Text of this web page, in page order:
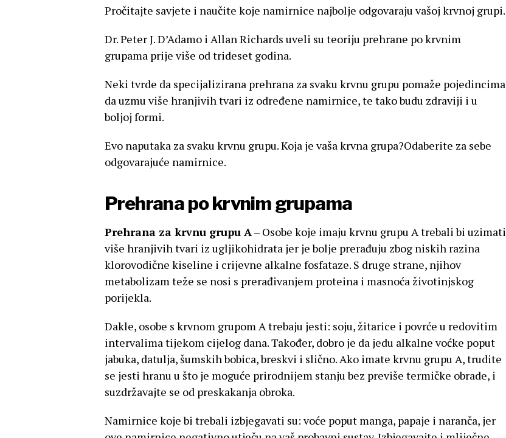
Pročitajte savjete i naučite koje namirnice najbolje odgovaraju vašoj krvnoj grupi.
Dr. Peter J. D’Adamo i Allan Richards uveli su teoriju prehrane po krvnim
grupama prije više od trideset godina.
Neki tvrde da specijalizirana prehrana za svaku krvnu grupu pomaže pojedincima
da uzmu više hranjivih tvari iz određene namirnice, te tako budu zdraviji i u
boljoj formi.
Evo naputaka za svaku krvnu grupu. Koja je vaša krvna grupa?Odaberite za sebe
odgovarajuće namirnice.
Prehrana po krvnim grupama
Prehrana za krvnu grupu A– Osobe koje imaju krvnu grupu A trebali bi uzimati
više hranjivih tvari iz ugljikohidrata jer je bolje prerađuju zbog niskih razina
klorovodične kiseline i crijevne alkalne fosfataze. S druge strane, njihov
metabolizam teže se nosi s prerađivanjem proteina i masnoća životinjskog
porijekla.
Dakle, osobe s krvnom grupom A trebaju jesti: soju, žitarice i povrće u redovitim
intervalima tijekom cijelog dana. Također, dobro je da jedu alkalne voćke poput
jabuka, datulja, šumskih bobica, breskvi i slično. Ako imate krvnu grupu A, trudite
se jesti hranu u što je moguće prirodnijem stanju bez previše termičke obrade, i
suzdržavajte se od preskakanja obroka.
Namirnice koje bi trebali izbjegavati su: voće poput manga, papaje i naranča, jer